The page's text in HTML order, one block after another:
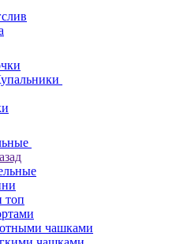
топ
чашками